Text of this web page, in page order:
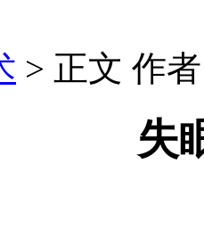
> 正文 作
失